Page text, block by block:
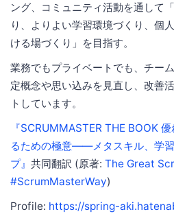
ング、コミュニティ活動を通して
り、よりよい学習環境づくり、個
ける場づくり」を目指す。
業務でもプライベートでも、チー
定概念や思い込みを見直し、改善
トしています。
『SCRUMMASTER THE BOOK
るための極意――メタスキル、学
プ』 共同翻訳 (原著: The Great
#ScrumMasterWay)
Profile: https://spring-